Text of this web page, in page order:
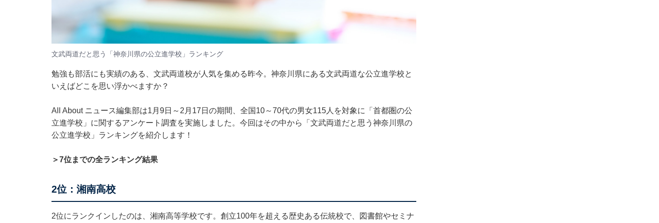
文武両道だと思う「神奈川県の公立進学校」ランキング
勉強も部活にも実績のある、文武両道校が人気を集める昨今。神奈川県にある文武両道な公立進学校と
いえばどこを思い浮かべますか？
All About ニュース編集部は1月9日～2月17日の期間、全国10～70代の男女115人を対象に「首都圏の公
立進学校」に関するアンケート調査を実施しました。今回はその中から「文武両道だと思う神奈川県の
公立進学校」ランキングを紹介します！
＞7位までの全ランキング結果
2位：湘南高校
2位にランクインしたのは、湘南高等学校です。創立100年を超える歴史ある伝統校で、図書館やセミナ